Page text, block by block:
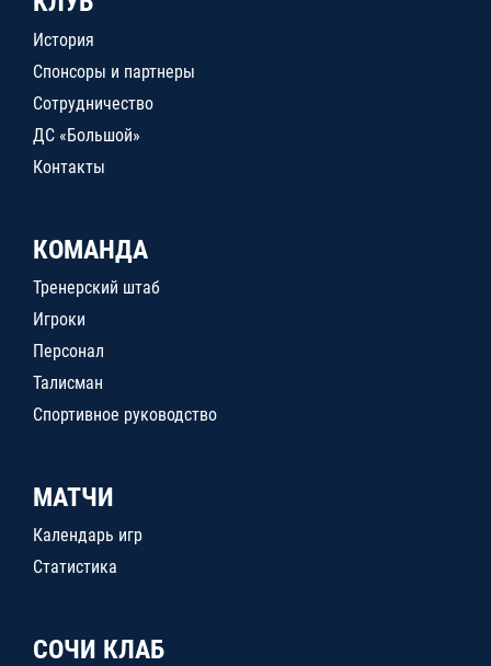
История
Спонсоры и партнеры
Сотрудничество
ДС «Большой»
Контакты
КОМАНДА
Тренерский штаб
Игроки
Персонал
Талисман
Спортивное руководство
МАТЧИ
Календарь игр
Статистика
СОЧИ КЛАБ